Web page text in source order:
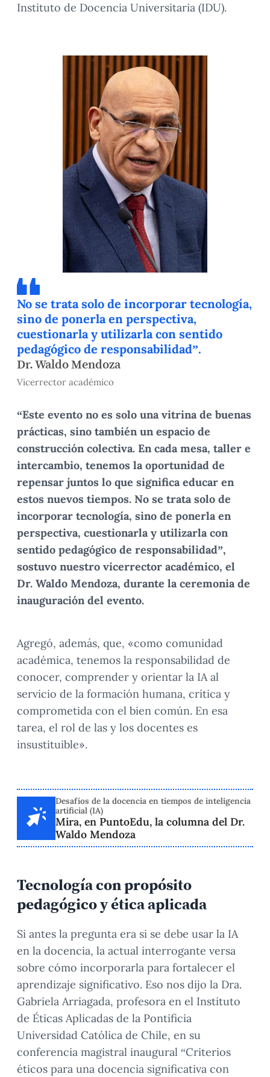
Instituto de Docencia Universitaria (IDU).
No se trata solo de incorporar tecnología,
sino de ponerla en perspectiva,
cuestionarla y utilizarla con sentido
pedagógico de responsabilidad”.
Dr. Waldo Mendoza
Vicerrector académico
“Este evento no es solo una vitrina de buenas
prácticas, sino también un espacio de
construcción colectiva. En cada mesa, taller e
intercambio, tenemos la oportunidad de
repensar juntos lo que significa educar en
estos nuevos tiempos. No se trata solo de
incorporar tecnología, sino de ponerla en
perspectiva, cuestionarla y utilizarla con
sentido pedagógico de responsabilidad”,
sostuvo nuestro vicerrector académico, el
Dr. Waldo Mendoza, durante la ceremonia de
inauguración del evento.
Agregó, además, que, «como comunidad
académica, tenemos la responsabilidad de
conocer, comprender y orientar la IA al
servicio de la formación humana, crítica y
comprometida con el bien común. En esa
tarea, el rol de las y los docentes es
insustituible».
Desafíos de la docencia en tiempos de inteligencia
artificial (IA)
Mira, en PuntoEdu, la columna del Dr.
Waldo Mendoza
Tecnología con propósito
pedagógico y ética aplicada
Si antes la pregunta era si se debe usar la IA
en la docencia, la actual interrogante versa
sobre cómo incorporarla para fortalecer el
aprendizaje significativo. Eso nos dijo la Dra.
Gabriela Arriagada, profesora en el Instituto
de Éticas Aplicadas de la Pontificia
Universidad Católica de Chile, en su
conferencia magistral inaugural “Criterios
éticos para una docencia significativa con